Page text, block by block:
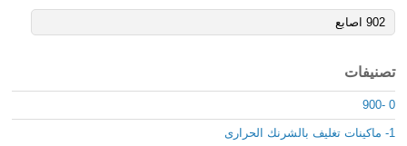
تصنيفات
0 -900
1- ماكينات تغليف بالشرنك الحرارى